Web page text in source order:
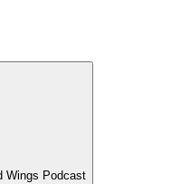
Wings Podcast